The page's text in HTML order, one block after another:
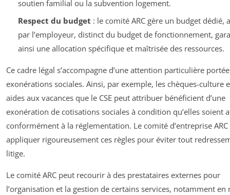
soutien familial ou la subvention logement.
Respect du budget : le comité ARC gère un budget dédié,
par l’employeur, distinct du budget de fonctionnement,
ainsi une allocation spécifique et maîtrisée des ressources.
Ce cadre légal s’accompagne d’une attention particulière
exonérations sociales. Ainsi, par exemple, les chèques-culture
aides aux vacances que le CSE peut attribuer bénéficient d’une
exonération de cotisations sociales à condition qu’elles soient
conformément à la réglementation. Le comité d’entreprise ARC
appliquer rigoureusement ces règles pour éviter tout
litige.
Le comité ARC peut recourir à des prestataires externes pour
l’organisation et la gestion de certains services, notamment en